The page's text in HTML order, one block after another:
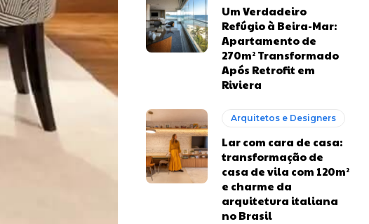
Um Verdadeiro
Refúgio à Beira-Mar:
Apartamento de
270m² Transformado
Após Retrofit em
Riviera
Arquitetos e Designers
Lar com cara de casa:
transformação de
casa de vila com 120m²
e charme da
arquitetura italiana
no Brasil